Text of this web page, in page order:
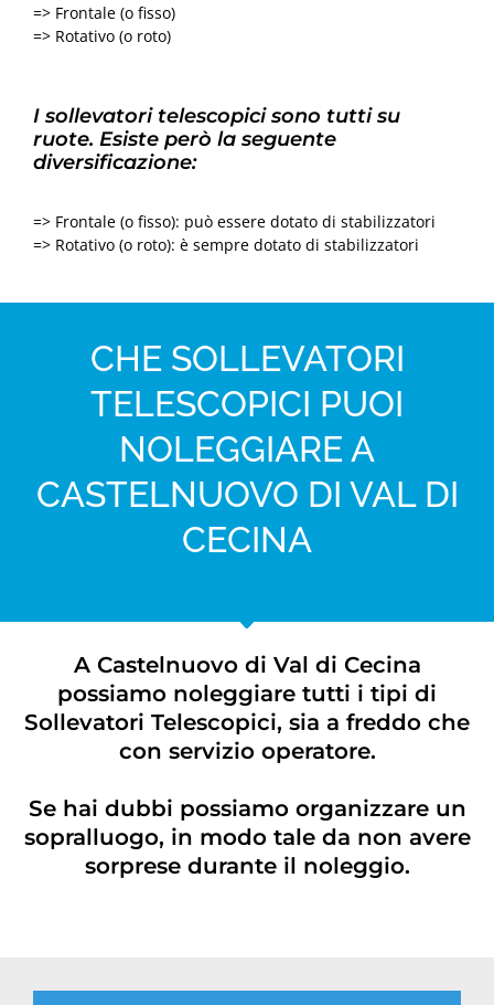
=> Frontale (o fisso)
=> Rotativo (o roto)
I sollevatori telescopici sono tutti su
ruote. Esiste però la seguente
diversificazione:
=> Frontale (o fisso): può essere dotato di stabilizzatori
=> Rotativo (o roto): è sempre dotato di stabilizzatori
CHE SOLLEVATORI
TELESCOPICI PUOI
NOLEGGIARE A
CASTELNUOVO DI VAL DI
CECINA
A Castelnuovo di Val di Cecina
possiamo noleggiare tutti i tipi di
Sollevatori Telescopici, sia a freddo che
con servizio operatore.
Se hai dubbi possiamo organizzare un
sopralluogo, in modo tale da non avere
sorprese durante il noleggio.